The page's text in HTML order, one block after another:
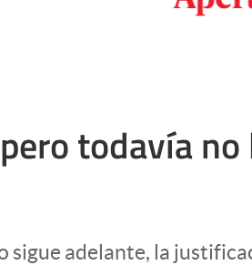
todavía
adelante, la